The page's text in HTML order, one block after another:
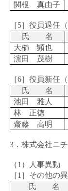
関根 真由子
［5］役員退任（
氏 名
大櫛 顕也
濵田 茂樹
［6］役員新任（
氏 名
池田 雅人
林 正徳
齋藤 高明
3．株式会社ニ
（1）人事異動
［1］その他の
氏 名